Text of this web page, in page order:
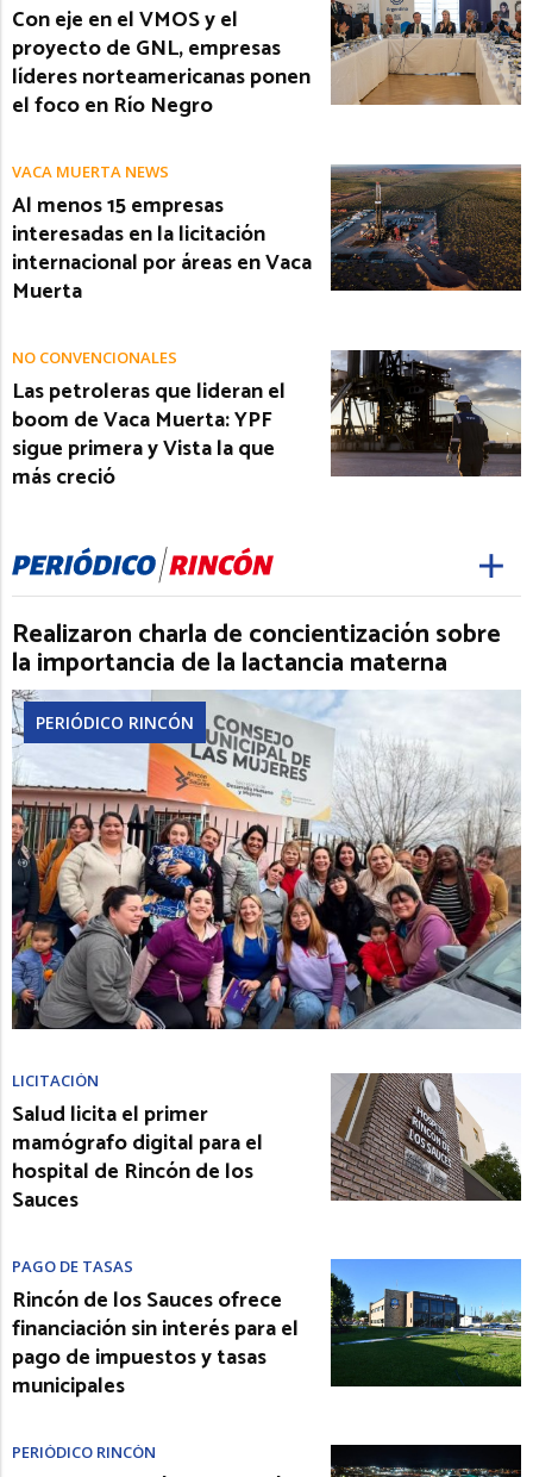
Con eje en el VMOS y el
proyecto de GNL, empresas
líderes norteamericanas ponen
el foco en Río Negro
VACA MUERTA NEWS
Al menos 15 empresas
interesadas en la licitación
internacional por áreas en Vaca
Muerta
NO CONVENCIONALES
Las petroleras que lideran el
boom de Vaca Muerta: YPF
sigue primera y Vista la que
más creció
Realizaron charla de concientización sobre
la importancia de la lactancia materna
PERIÓDICO RINCÓN
LICITACIÓN
Salud licita el primer
mamógrafo digital para el
hospital de Rincón de los
Sauces
PAGO DE TASAS
Rincón de los Sauces ofrece
financiación sin interés para el
pago de impuestos y tasas
municipales
PERIÓDICO RINCÓN